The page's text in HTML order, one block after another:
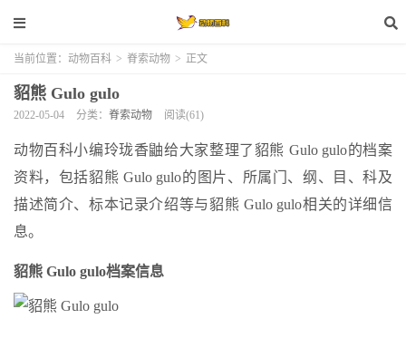
当前位置： 动物百科 > 脊索动物 > 正文
貂熊 Gulo gulo
2022-05-04 分类： 脊索动物 阅读(61)
动物百科小编玲珑香鼬给大家整理了貂熊 Gulo gulo的档案
资料，包括貂熊 Gulo gulo的图片、所属门、纲、目、科及
描述简介、标本记录介绍等与貂熊 Gulo gulo相关的详细信
息。
貂熊 Gulo gulo档案信息